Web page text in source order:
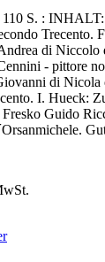
110 S. :
Trecento.
di
- pittore
di Nicola
I. Hueck:
Guido